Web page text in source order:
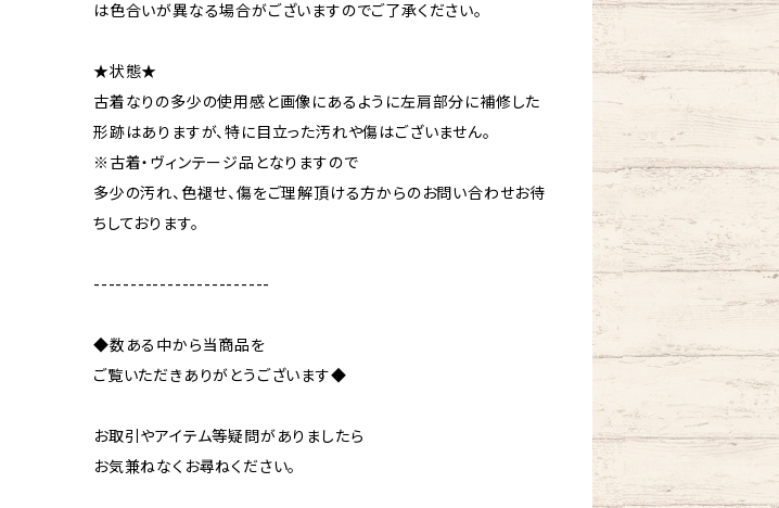
は色合いが異なる場合がございますのでご了承ください。
★状態★
古着なりの多少の使用感と画像にあるように左肩部分に補修した
形跡はありますが、特に目立った汚れや傷はございません。
※古着・ヴィンテージ品となりますので
多少の汚れ、色褪せ、傷をご理解頂ける方からのお問い合わせお待
ちしております。
------------------------
◆数ある中から当商品を
ご覧いただきありがとうございます◆
お取引やアイテム等疑問がありましたら
お気兼ねなくお尋ねください。